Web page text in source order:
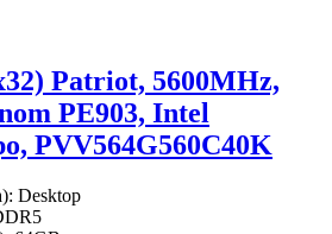
Patriot, 5600MHz,
PE903, Intel
PVV564G560C40K
Desktop